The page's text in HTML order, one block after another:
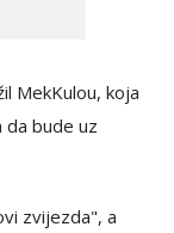
MekKulou, koja
da bude uz
zvijezda", a